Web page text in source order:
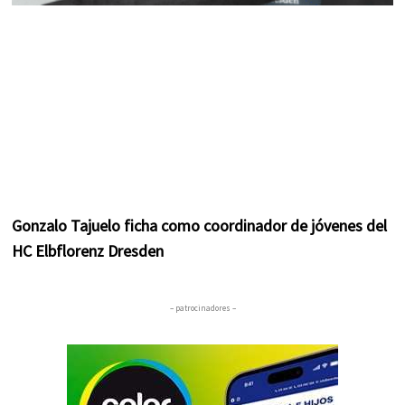
Gonzalo Tajuelo ficha como coordinador de jóvenes del
HC Elbflorenz Dresden
– patrocinadores –